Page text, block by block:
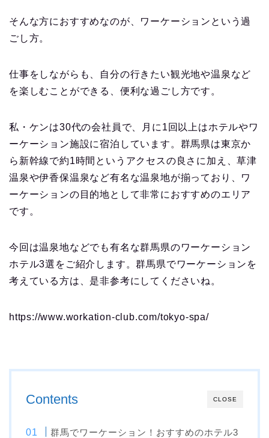
そんな方におすすめなのが、ワーケーションという過
ごし方。
仕事をしながらも、自分の行きたい観光地や温泉など
を楽しむことができる、便利な過ごし方です。
私・ケンは30代の会社員で、月に1回以上はホテルやワ
ーケーション施設に宿泊しています。群馬県は東京か
ら新幹線で約1時間というアクセスの良さに加え、草津
温泉や伊香保温泉など有名な温泉地が揃っており、ワ
ーケーションの目的地として非常におすすめのエリア
です。
今回は温泉地などでも有名な群馬県のワーケーション
ホテル3選をご紹介します。群馬県でワーケーションを
考えている方は、是非参考にしてくださいね。
https://www.workation-club.com/tokyo-spa/
CLOSE
Contents
群馬でワーケーション！おすすめのホテル3